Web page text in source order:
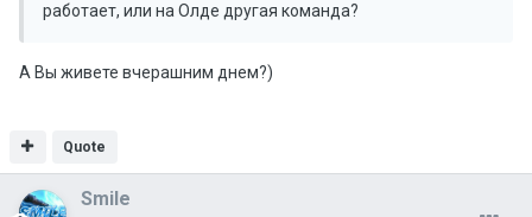
работает, или на Олде другая команда?
А Вы живете вчерашним днем?)
Quote
Smile